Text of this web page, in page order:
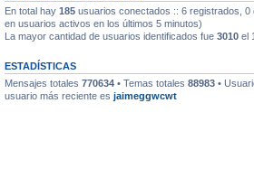
En total hay 185 usuarios conectados :: 6 registrados,
en usuarios activos en los últimos 5 minutos)
La mayor cantidad de usuarios identificados fue 3010 el
ESTADÍSTICAS
Mensajes totales 770634 • Temas totales 88983 •
usuario más reciente es jaimeggwcwt